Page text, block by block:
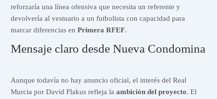
reforzaría una línea ofensiva que necesita un referente y
devolvería al vestuario a un futbolista con capacidad para
marcar diferencias enPrimera RFEF.
Mensaje claro desde Nueva Condomina
Aunque todavía no hay anuncio oficial, el interés del Real
Murcia por David Flakus refleja laambición del proyecto. El